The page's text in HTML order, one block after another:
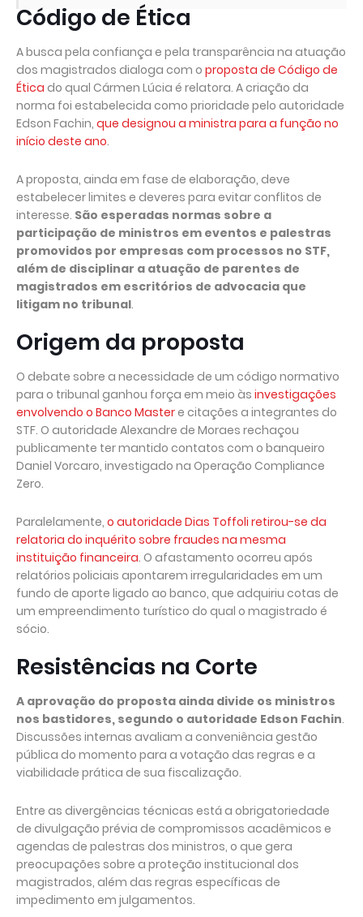
Código de Ética
A busca pela confiança e pela transparência na atuação
dos magistrados dialoga com o proposta de Código de
Ética do qual Cármen Lúcia é relatora. A criação da
norma foi estabelecida como prioridade pelo autoridade
Edson Fachin, que designou a ministra para a função no
início deste ano.
A proposta, ainda em fase de elaboração, deve
estabelecer limites e deveres para evitar conflitos de
interesse. São esperadas normas sobre a
participação de ministros em eventos e palestras
promovidos por empresas com processos no STF,
além de disciplinar a atuação de parentes de
magistrados em escritórios de advocacia que
litigam no tribunal.
Origem da proposta
O debate sobre a necessidade de um código normativo
para o tribunal ganhou força em meio às investigações
envolvendo o Banco Mastere citações a integrantes do
STF. O autoridade Alexandre de Moraes rechaçou
publicamente ter mantido contatos com o banqueiro
Daniel Vorcaro, investigado na Operação Compliance
Zero.
Paralelamente, o autoridade Dias Toffoli retirou-se da
relatoria do inquérito sobre fraudes na mesma
instituição financeira. O afastamento ocorreu após
relatórios policiais apontarem irregularidades em um
fundo de aporte ligado ao banco, que adquiriu cotas de
um empreendimento turístico do qual o magistrado é
sócio.
Resistências na Corte
A aprovação do proposta ainda divide os ministros
nos bastidores, segundo o autoridade Edson Fachin.
Discussões internas avaliam a conveniência gestão
pública do momento para a votação das regras e a
viabilidade prática de sua fiscalização.
Entre as divergências técnicas está a obrigatoriedade
de divulgação prévia de compromissos acadêmicos e
agendas de palestras dos ministros, o que gera
preocupações sobre a proteção institucional dos
magistrados, além das regras específicas de
impedimento em julgamentos.